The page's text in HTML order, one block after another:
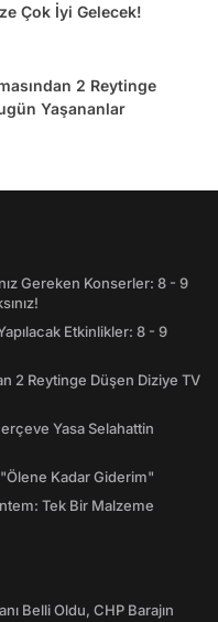
Çok İyi Gelecek!
2 Reytinge
Yaşananlar
Gereken Konserler: 8 - 9
Etkinlikler: 8 - 9
2 Reytinge Düşen Diziye TV
Yasa Selahattin
Kadar Giderim"
Tek Bir Malzeme
Belli Oldu, CHP Barajın